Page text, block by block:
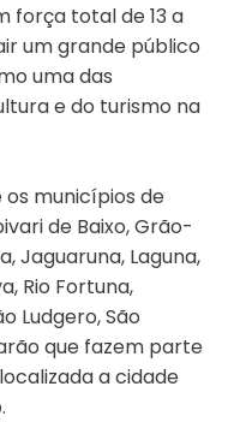
força total de 13 a
um grande público
uma das
e do turismo na
municípios de
de Baixo, Grão-
Jaguaruna, Laguna,
Rio Fortuna,
Ludgero, São
que fazem parte
a cidade